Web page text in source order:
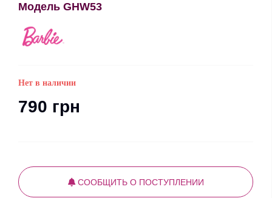
Модель GHW53
Нет в наличии
790 грн
СООБЩИТЬ О ПОСТУПЛЕНИИ